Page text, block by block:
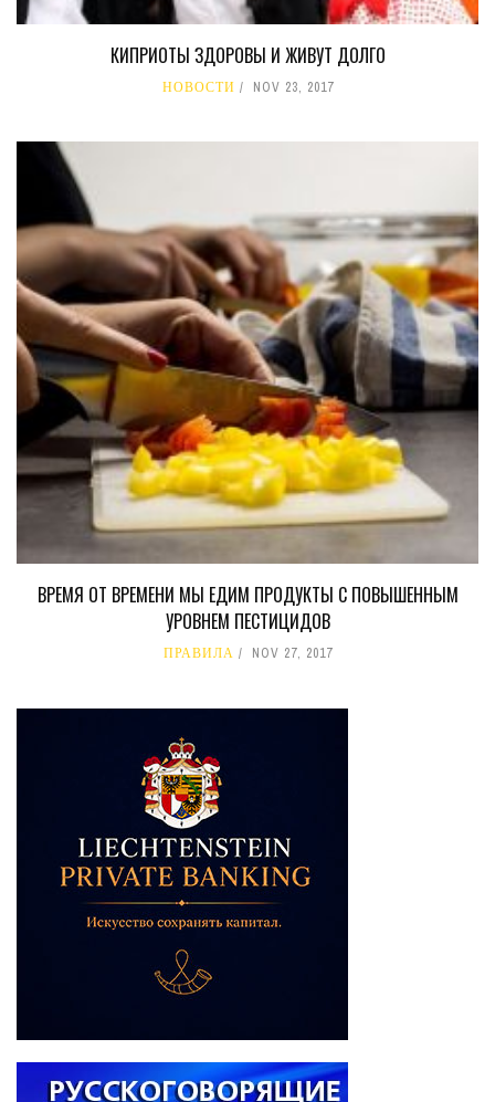
КИПРИОТЫ ЗДОРОВЫ И ЖИВУТ ДОЛГО
НОВОСТИ NOV 23, 2017
ВРЕМЯ ОТ ВРЕМЕНИ МЫ ЕДИМ ПРОДУКТЫ С ПОВЫШЕННЫМ
УРОВНЕМ ПЕСТИЦИДОВ
ПРАВИЛА NOV 27, 2017